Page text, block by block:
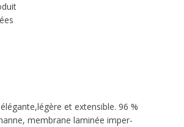
et extensible. 96 %
membrane laminée imper-